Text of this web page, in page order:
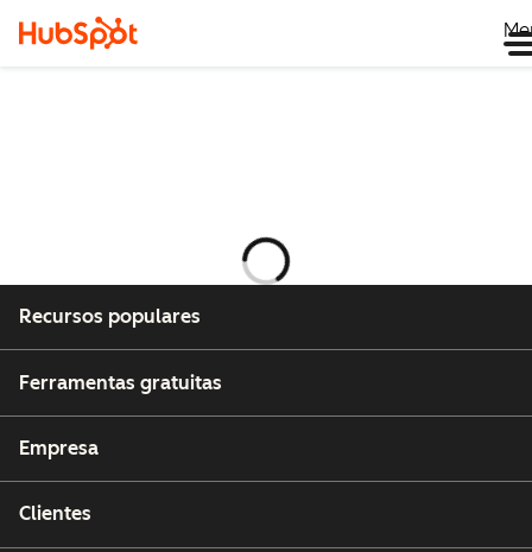
Carregando
Recursos populares
Ferramentas gratuitas
Empresa
Clientes